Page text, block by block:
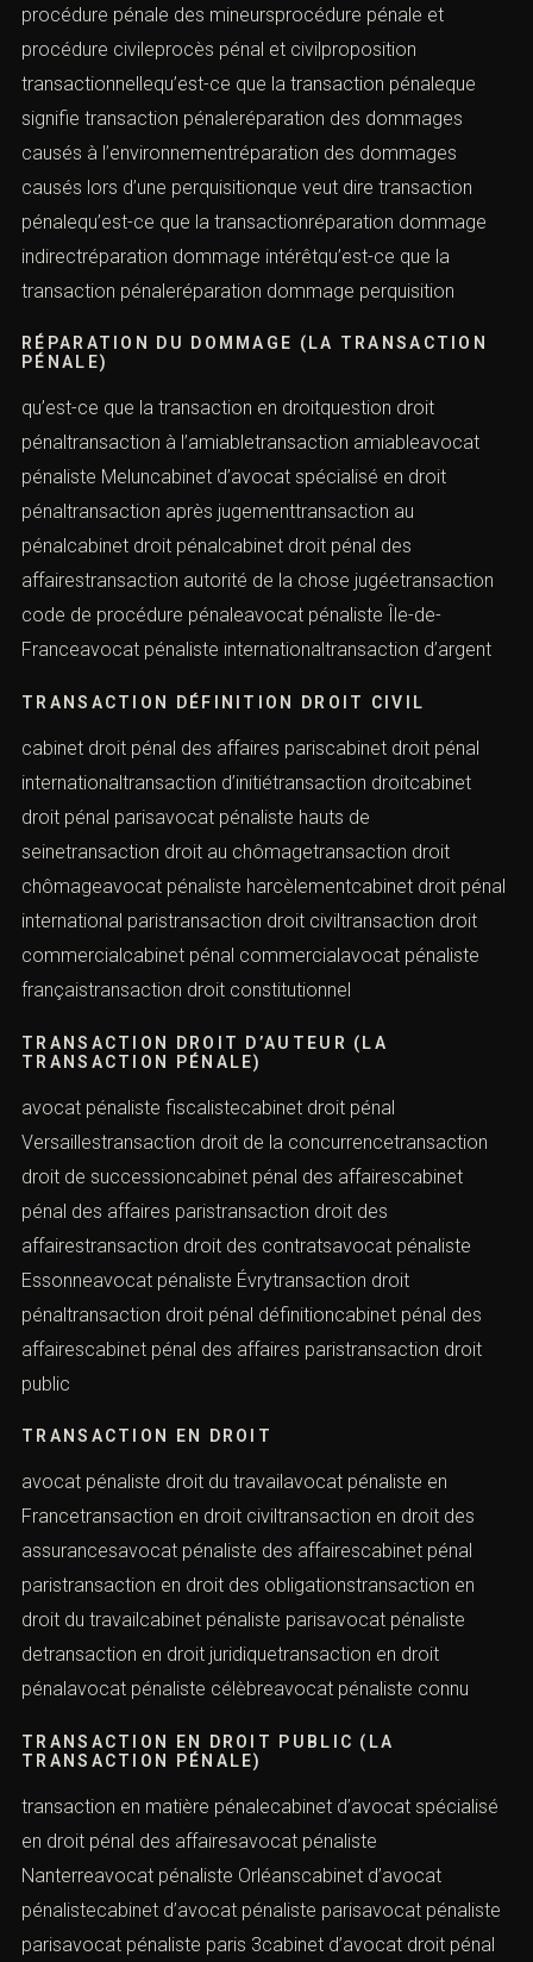
procédure pénale des mineursprocédure pénale et
procédure civileprocès pénal et civilproposition
transactionnellequ’est-ce que la transaction pénaleque
signifie transaction pénaleréparation des dommages
causés à l’environnementréparation des dommages
causés lors d’une perquisitionque veut dire transaction
pénalequ’est-ce que la transactionréparation dommage
indirectréparation dommage intérêtqu’est-ce que la
transaction pénaleréparation dommage perquisition
RÉPARATION DU DOMMAGE (LA TRANSACTION
PÉNALE)
qu’est-ce que la transaction en droitquestion droit
pénaltransaction à l’amiabletransaction amiableavocat
pénaliste Meluncabinet d’avocat spécialisé en droit
pénaltransaction après jugementtransaction au
pénalcabinet droit pénalcabinet droit pénal des
affairestransaction autorité de la chose jugéetransaction
code de procédure pénaleavocat pénaliste Île-de-
Franceavocat pénaliste internationaltransaction d’argent
TRANSACTION DÉFINITION DROIT CIVIL
cabinet droit pénal des affaires pariscabinet droit pénal
internationaltransaction d’initiétransaction droitcabinet
droit pénal parisavocat pénaliste hauts de
seinetransaction droit au chômagetransaction droit
chômageavocat pénaliste harcèlementcabinet droit pénal
international paristransaction droit civiltransaction droit
commercialcabinet pénal commercialavocat pénaliste
françaistransaction droit constitutionnel
TRANSACTION DROIT D’AUTEUR (LA
TRANSACTION PÉNALE)
avocat pénaliste fiscalistecabinet droit pénal
Versaillestransaction droit de la concurrencetransaction
droit de successioncabinet pénal des affairescabinet
pénal des affaires paristransaction droit des
affairestransaction droit des contratsavocat pénaliste
Essonneavocat pénaliste Évrytransaction droit
pénaltransaction droit pénal définitioncabinet pénal des
affairescabinet pénal des affaires paristransaction droit
public
TRANSACTION EN DROIT
avocat pénaliste droit du travailavocat pénaliste en
Francetransaction en droit civiltransaction en droit des
assurancesavocat pénaliste des affairescabinet pénal
paristransaction en droit des obligationstransaction en
droit du travailcabinet pénaliste parisavocat pénaliste
detransaction en droit juridiquetransaction en droit
pénalavocat pénaliste célèbreavocat pénaliste connu
TRANSACTION EN DROIT PUBLIC (LA
TRANSACTION PÉNALE)
transaction en matière pénalecabinet d’avocat spécialisé
en droit pénal des affairesavocat pénaliste
Nanterreavocat pénaliste Orléanscabinet d’avocat
pénalistecabinet d’avocat pénaliste parisavocat pénaliste
parisavocat pénaliste paris 3cabinet d’avocat droit pénal